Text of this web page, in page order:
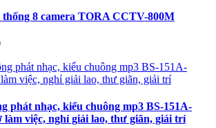
thống 8 camera TORA CCTV-800M
phát nhạc, kiểu chuông mp3 BS-151A-
làm việc, nghỉ giải lao, thư giãn, giải trí